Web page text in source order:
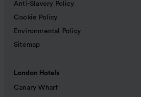
Anti-Slavery Policy
Cookie Policy
Environmental Policy
Sitemap
London Hotels
Canary Wharf